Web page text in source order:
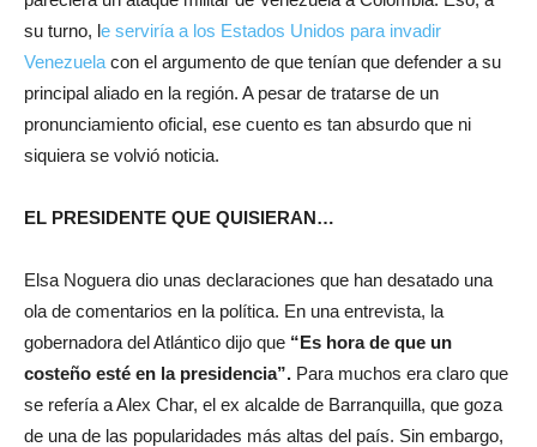
su turno, le serviría a los Estados Unidos para invadir
Venezuela con el argumento de que tenían que defender a su
principal aliado en la región. A pesar de tratarse de un
pronunciamiento oficial, ese cuento es tan absurdo que ni
siquiera se volvió noticia.
EL PRESIDENTE QUE QUISIERAN…
Elsa Noguera dio unas declaraciones que han desatado una
ola de comentarios en la política. En una entrevista, la
gobernadora del Atlántico dijo que “Es hora de que un
costeño esté en la presidencia”. Para muchos era claro que
se refería a Alex Char, el ex alcalde de Barranquilla, que goza
de una de las popularidades más altas del país. Sin embargo,